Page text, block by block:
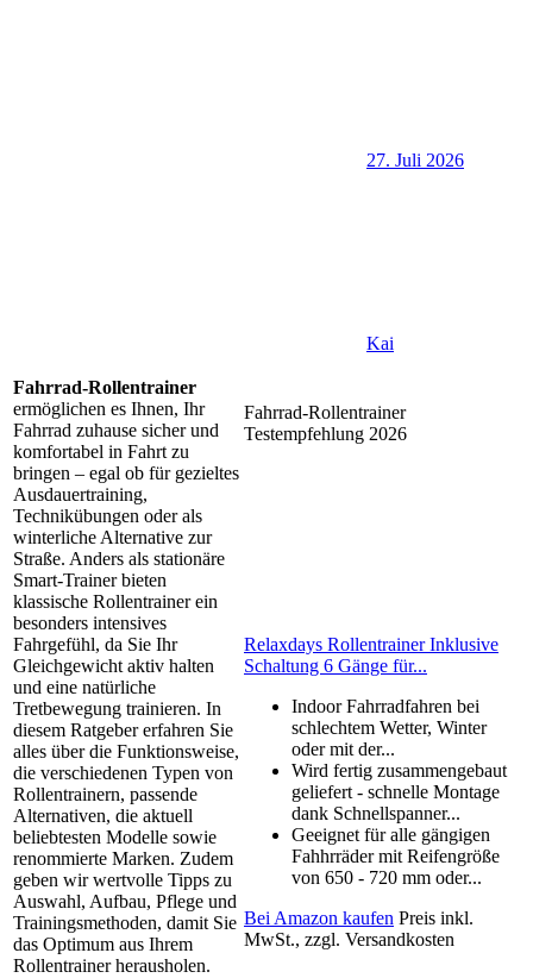
27. Juli 2026
Kai
Fahrrad-Rollentrainer
ermöglichen es Ihnen, Ihr
Fahrrad zuhause sicher und
komfortabel in Fahrt zu
bringen – egal ob für gezieltes
Ausdauertraining,
Technikübungen oder als
winterliche Alternative zur
Straße. Anders als stationäre
Smart-Trainer bieten
klassische Rollentrainer ein
besonders intensives
Fahrgefühl, da Sie Ihr
Gleichgewicht aktiv halten
und eine natürliche
Tretbewegung trainieren. In
diesem Ratgeber erfahren Sie
alles über die Funktionsweise,
die verschiedenen Typen von
Rollentrainern, passende
Alternativen, die aktuell
beliebtesten Modelle sowie
renommierte Marken. Zudem
geben wir wertvolle Tipps zu
Auswahl, Aufbau, Pflege und
Trainingsmethoden, damit Sie
das Optimum aus Ihrem
Rollentrainer herausholen.
Fahrrad-Rollentrainer
Testempfehlung 2026
Relaxdays Rollentrainer Inklusive
Schaltung 6 Gänge für...
Indoor Fahrradfahren bei
schlechtem Wetter, Winter
oder mit der...
Wird fertig zusammengebaut
geliefert - schnelle Montage
dank Schnellspanner...
Geeignet für alle gängigen
Fahhrräder mit Reifengröße
von 650 - 720 mm oder...
Bei Amazon kaufen Preis inkl.
MwSt., zzgl. Versandkosten